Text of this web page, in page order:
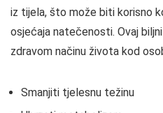
iz tijela, što može biti korisno
osjećaja natečenosti. Ovaj
zdravom načinu života kod
Smanjiti tjelesnu težinu